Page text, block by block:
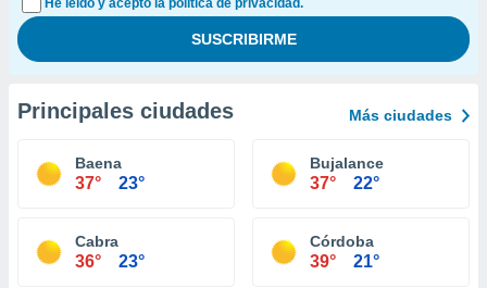
He leído y acepto la política de privacidad.
Principales ciudades Más ciudades
Baena
37° 23°
Bujalance
37° 22°
Cabra
36° 23°
Córdoba
39° 21°